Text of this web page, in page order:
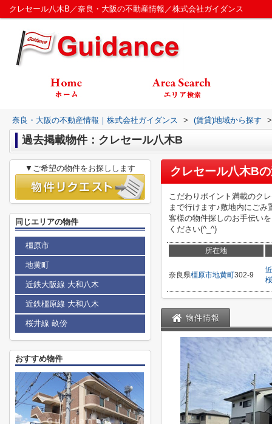
クレセール八木B／奈良・大阪の不動産情報／株式会社ガイダンス
奈良・大阪の不動産情報｜株式会社ガイダンス > (賃貸)地域から探す >
過去掲載物件：クレセール八木B
クレセール八木B
こだわりポイント満載のク
まで行けます♪敷地内にご
客様の物件探しのお手伝い
ください(^_^)
所在地
奈良県橿原市地黄町302-9
物件情報
▼ご希望の物件をお探しします
同じエリアの物件
橿原市
地黄町
近鉄大阪線 大和八木
近鉄橿原線 大和八木
桜井線 畝傍
おすすめ物件